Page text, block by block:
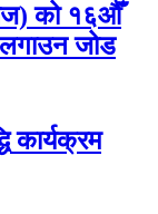
को १६औँ
लगाउन जोड
कार्यक्रम